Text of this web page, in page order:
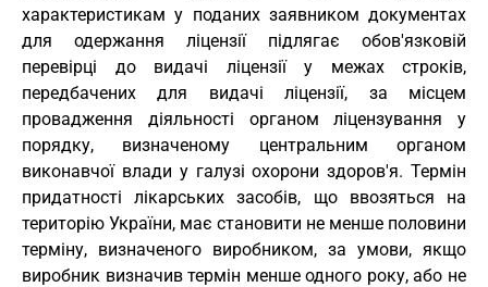
характеристикам у поданих заявником документах
для одержання ліцензії підлягає обов'язковій
перевірці до видачі ліцензії у межах строків,
передбачених для видачі ліцензії, за місцем
провадження діяльності органом ліцензування у
порядку, визначеному центральним органом
виконавчої влади у галузі охорони здоров'я. Термін
придатності лікарських засобів, що ввозяться на
територію України, має становити не менше половини
терміну, визначеного виробником, за умови, якщо
виробник визначив термін менше одного року, або не